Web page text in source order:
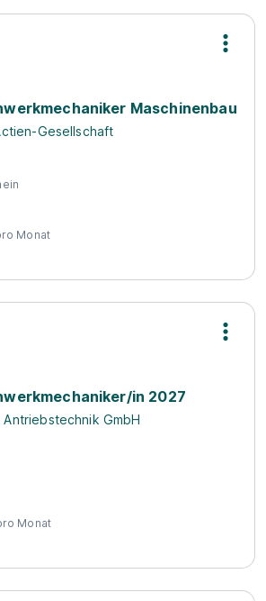
Maschinenbau
Gesellschaft
Monat
in 2027
Antriebstechnik GmbH
Monat